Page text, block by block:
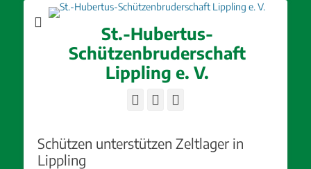
St.-Hubertus-
Schützenbruderschaft
Lippling e. V.
Facebook
Schützen unterstützen Zeltlager in
Lippling